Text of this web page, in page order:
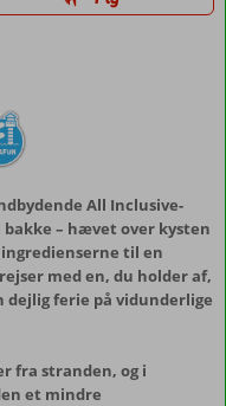
All Inclusive-
– hævet over kysten
til en
med en, du holder af,
ferie på vidunderlige
fra stranden, og i
et mindre